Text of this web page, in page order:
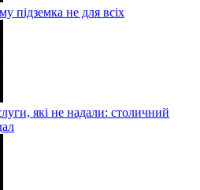
підземка не для всіх
які не надали: столичний